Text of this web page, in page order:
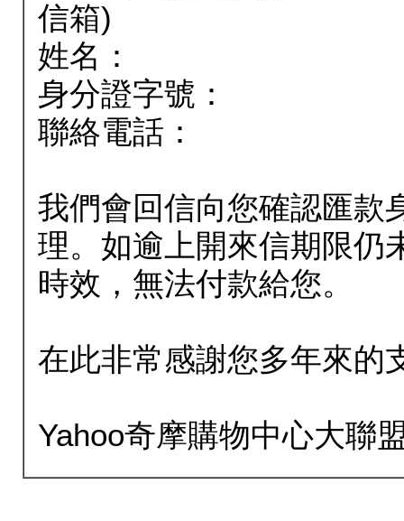
信箱)
姓名：
身分證字號：
聯絡電話：
我們會回信向您確認匯款
理。如逾上開來信期限仍
時效，無法付款給您。
在此非常感謝您多年來的
Yahoo奇摩購物中心大